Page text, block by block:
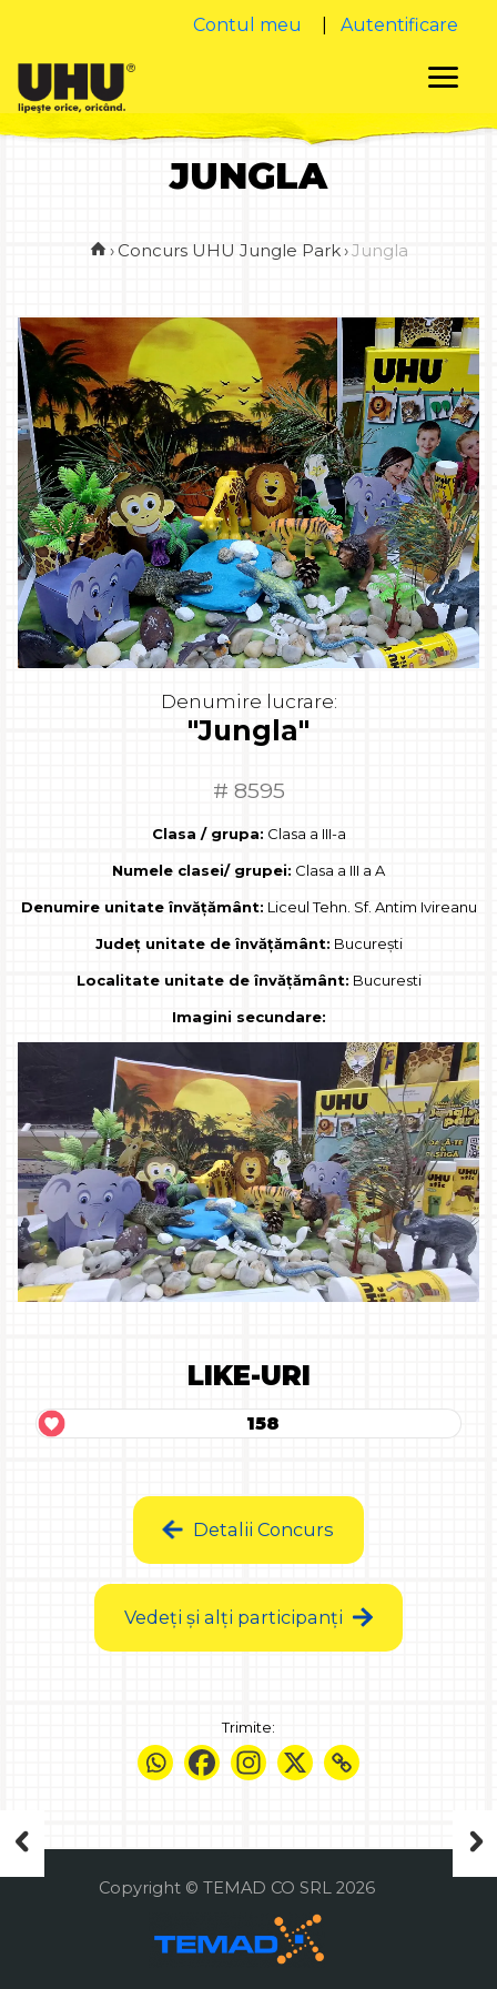
Contul meu Autentificare
JUNGLA
› Concurs UHU Jungle Park›Jungla
Denumire lucrare:
"Jungla"
# 8595
Clasa / grupa: Clasa a III-a
Numele clasei/ grupei: Clasa a III a A
Denumire unitate învățământ: Liceul Tehn. Sf. Antim Ivireanu
Județ unitate de învățământ: București
Localitate unitate de învățământ: Bucuresti
Imagini secundare:
LIKE-URI
158
Detalii Concurs
Vedeți și alți participanți
Trimite:
Copyright © TEMAD CO SRL 2026